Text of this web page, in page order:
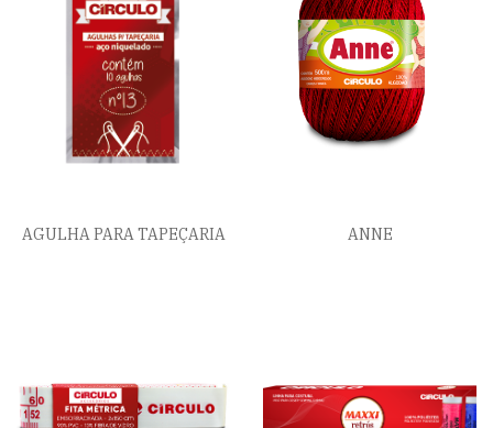
AGULHA PARA TAPEÇARIA ANNE